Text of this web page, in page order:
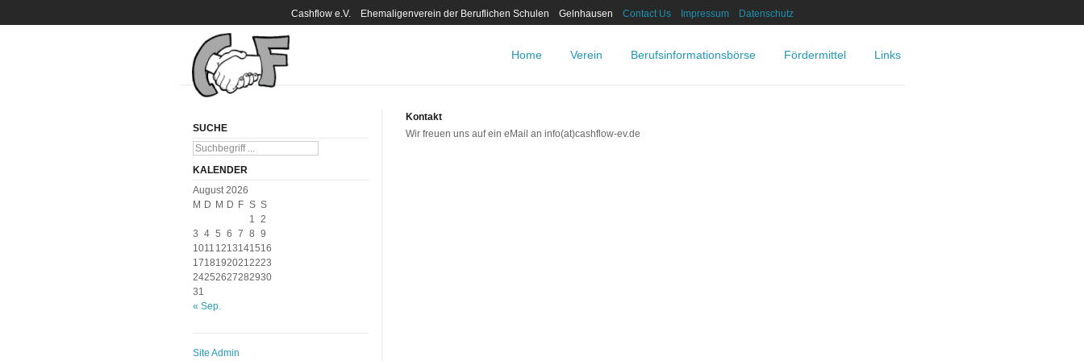
Cashflow e.V. Ehemaligenverein der Beruflichen Schulen Gelnhausen Contact Us Impressum Datenschutz
Home Verein Berufsinformationsbörse Fördermittel Links
SUCHE
KALENDER
August 2026
M D M D F S S
1 2
3 4 5 6 7 8 9
1011 1213141516
17181920212223
24252627282930
31
« Sep.
Site Admin
Kontakt
Wir freuen uns auf ein eMail an info(at)cashflow-ev.de